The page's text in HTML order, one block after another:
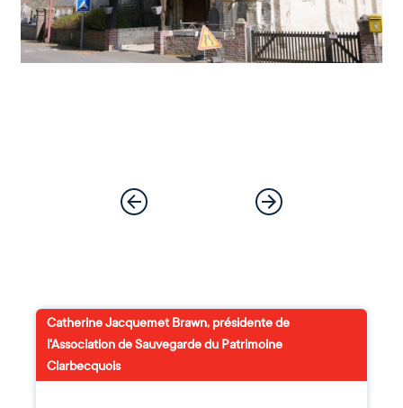
Catherine Jacquemet Brawn, présidente de
l'Association de Sauvegarde du Patrimoine
Clarbecquois